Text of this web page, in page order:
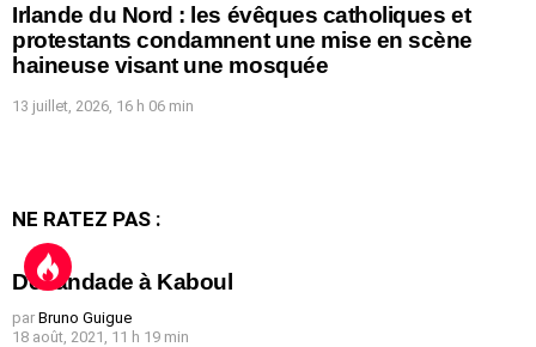
Irlande du Nord : les évêques catholiques et
protestants condamnent une mise en scène
haineuse visant une mosquée
13 juillet, 2026, 16 h 06 min
NE RATEZ PAS :
Débandade à Kaboul
par Bruno Guigue
18 août, 2021, 11 h 19 min